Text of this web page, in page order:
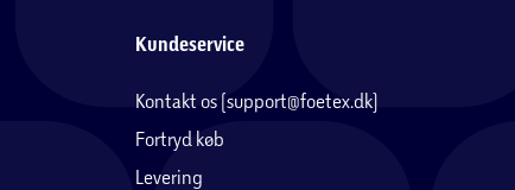
Kundeservice
Kontakt os (support@foetex.dk)
Fortryd køb
Levering